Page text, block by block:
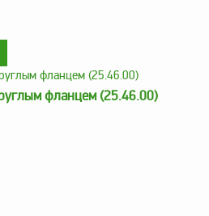
фланцем (25.46.00)